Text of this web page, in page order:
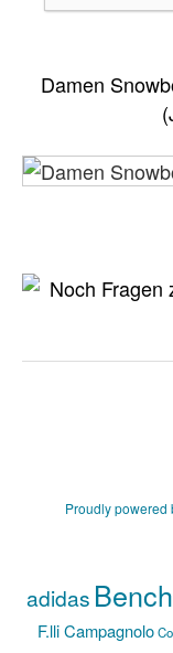
Damen
Proudly powered
adidas Bench
F.lli Campagnolo